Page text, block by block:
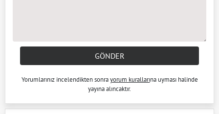
GÖNDER
Yorumlarınız incelendikten sonrayorum kurallarına uyması halinde
yayına alıncaktır.